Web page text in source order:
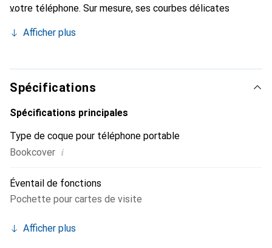
votre téléphone. Sur mesure, ses courbes délicates
l'accessoire chic et indispensable pour votre smartphone.
ses produits de haute qualité et constitue un choix fiable
pour une clientèle exigeante.
Afficher plus
Spécifications
Spécifications principales
Type de coque pour téléphone portable
Bookcover i
Éventail de fonctions
Pochette pour cartes de visite
Afficher plus